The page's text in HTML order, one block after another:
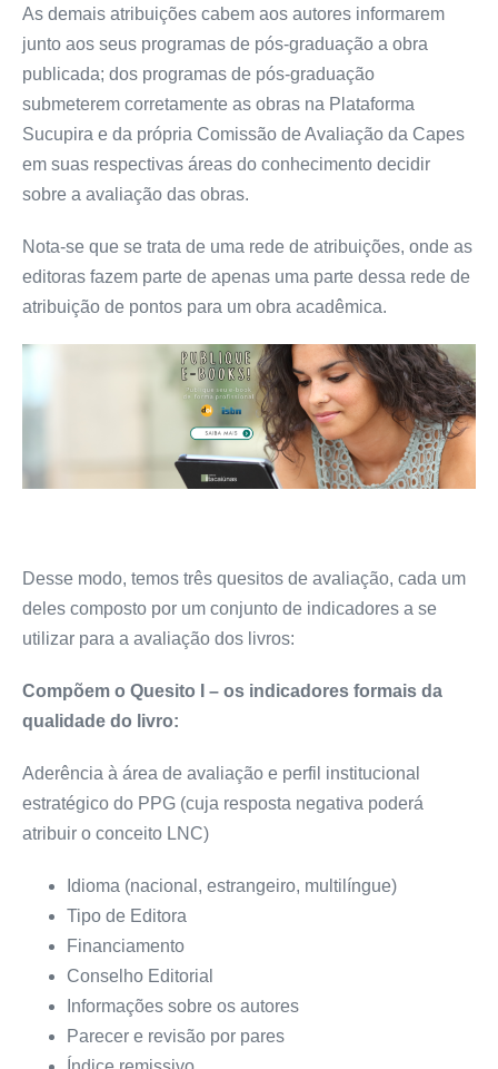
As demais atribuições cabem aos autores informarem
junto aos seus programas de pós-graduação a obra
publicada; dos programas de pós-graduação
submeterem corretamente as obras na Plataforma
Sucupira e da própria Comissão de Avaliação da Capes
em suas respectivas áreas do conhecimento decidir
sobre a avaliação das obras.
Nota-se que se trata de uma rede de atribuições, onde as
editoras fazem parte de apenas uma parte dessa rede de
atribuição de pontos para um obra acadêmica.
Desse modo, temos três quesitos de avaliação, cada um
deles composto por um conjunto de indicadores a se
utilizar para a avaliação dos livros:
Compõem o Quesito I – os indicadores formais da
qualidade do livro:
Aderência à área de avaliação e perfil institucional
estratégico do PPG (cuja resposta negativa poderá
atribuir o conceito LNC)
Idioma (nacional, estrangeiro, multilíngue)
Tipo de Editora
Financiamento
Conselho Editorial
Informações sobre os autores
Parecer e revisão por pares